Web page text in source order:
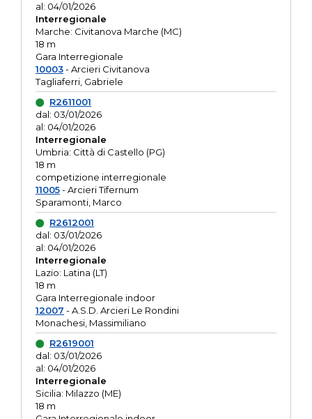
al: 04/01/2026
Interregionale
Marche: Civitanova Marche (MC)
18 m
Gara Interregionale
10003- Arcieri Civitanova
Tagliaferri, Gabriele
R2611001
dal: 03/01/2026
al: 04/01/2026
Interregionale
Umbria: Città di Castello (PG)
18 m
competizione interregionale
11005- Arcieri Tifernum
Sparamonti, Marco
R2612001
dal: 03/01/2026
al: 04/01/2026
Interregionale
Lazio: Latina (LT)
18 m
Gara Interregionale indoor
12007 - A.S.D. Arcieri Le Rondini
Monachesi, Massimiliano
R2619001
dal: 03/01/2026
al: 04/01/2026
Interregionale
Sicilia: Milazzo (ME)
18 m